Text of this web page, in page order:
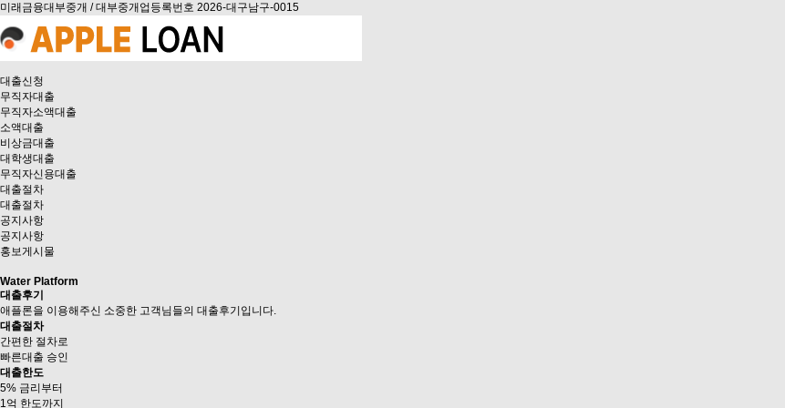
미래금융대부중개 / 대부중개업등록번호 2026-대구남구-0015
대출신청
무직자대출
무직자소액대출
소액대출
비상금대출
대학생대출
무직자신용대출
대출절차
대출절차
공지사항
공지사항
홍보게시물
Water Platform
대출후기
애플론을 이용해주신 소중한 고객님들의 대출후기입니다.
대출절차
간편한 절차로
빠른대출 승인
대출한도
5% 금리부터
1억 한도까지